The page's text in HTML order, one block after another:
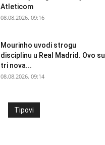
Atleticom
08.08.2026. 09:16
Mourinho uvodi strogu
disciplinu u Real Madrid. Ovo su
tri nova...
08.08.2026. 09:14
Tipovi